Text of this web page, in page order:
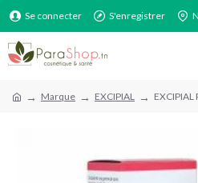
Se connecter S'enregistrer
Marque EXCIPIAL EXCIPIAL